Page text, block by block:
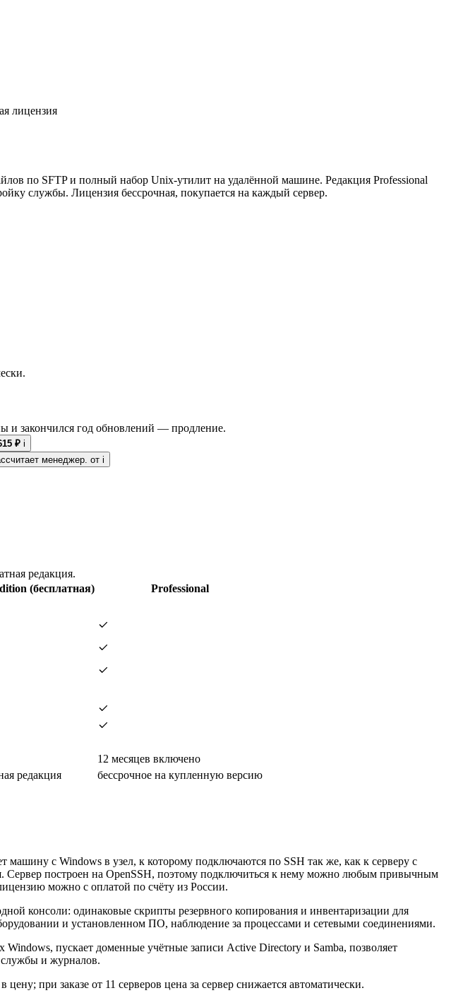
лицензия
по SFTP и полный набор Unix-утилит на удалённой машине. Редакция Professional
службы. Лицензия бессрочная, покупается на каждый сервер.
и закончился год обновлений — продление.
₽ i
менеджер. от i
редакция.
(бесплатная)
Professional
12 месяцев включено
редакция бессрочное на купленную версию
с Windows в узел, к которому подключаются по SSH так же, как к серверу с
построен на OpenSSH, поэтому подключиться к нему можно любым привычным
можно с оплатой по счёту из России.
консоли: одинаковые скрипты резервного копирования и инвентаризации для
и установленном ПО, наблюдение за процессами и сетевыми соединениями.
пускает доменные учётные записи Active Directory и Samba, позволяет
и журналов.
при заказе от 11 серверов цена за сервер снижается автоматически.